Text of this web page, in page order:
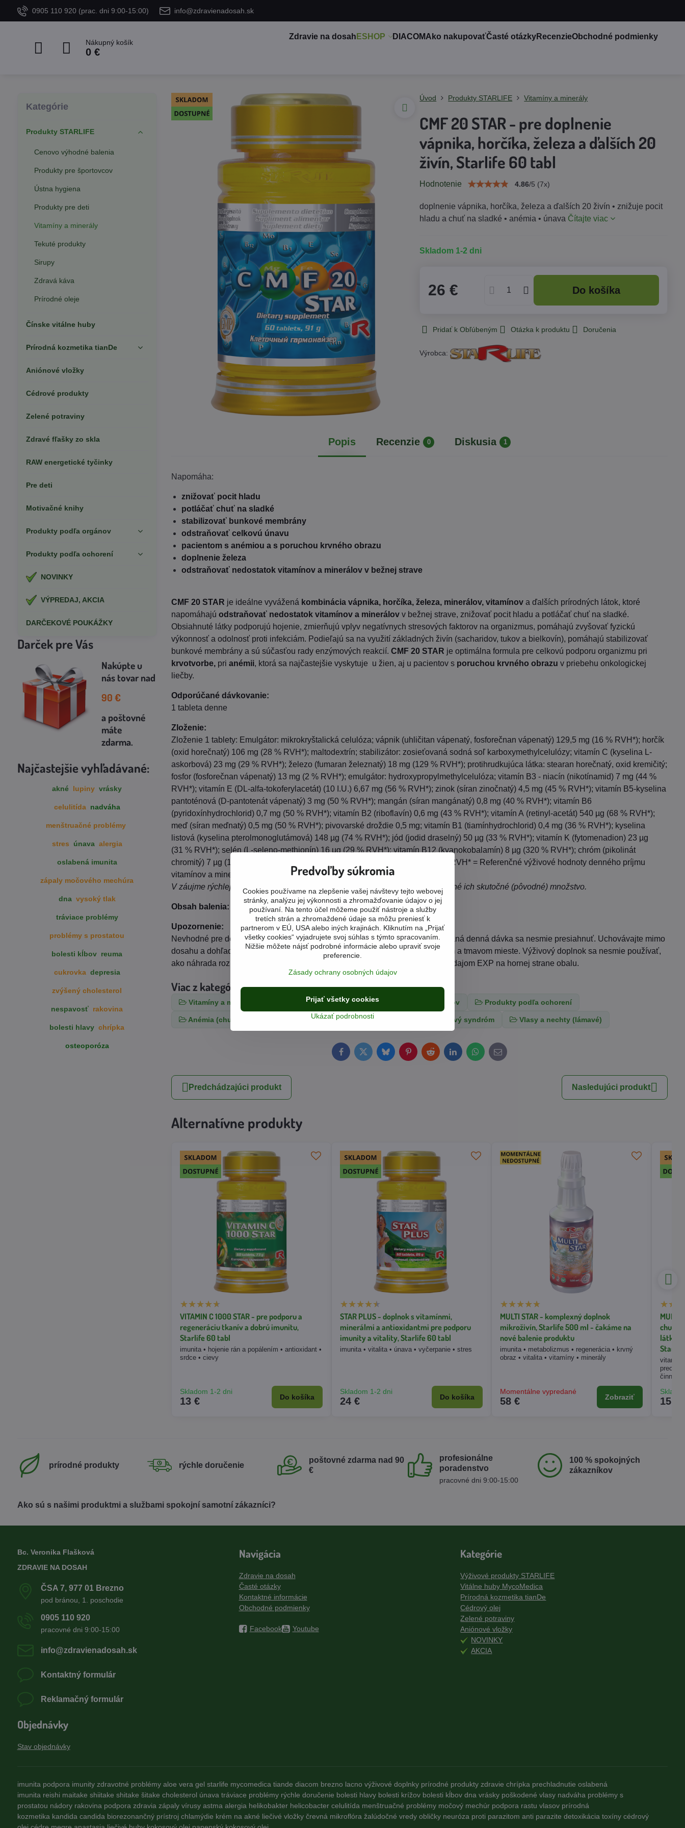
0905 110 920 (prac. dni 9:00-15:00) info@zdravienadosah.sk
Nákupný košík
0 €
Zdravie na dosah ESHOP DIACOMAko nakupovaťČasté otázkyRecenzieObchodné podmienky
Úvod Produkty STARLIFE Vitamíny a minerály
CMF 20 STAR - pre doplnenie
vápnika, horčíka, železa a ďalších 20
živín, Starlife 60 tabl
Hodnotenie 4.86/5 (7x)
doplnenie vápnika, horčíka, železa a ďalších 20 živín • znižuje pocit
hladu a chuť na sladké • anémia • únava Čítajte viac
Skladom 1-2 dni
26 € Do košíka
Pridať k Obľúbeným Otázka k produktu Doručenia
Výrobca:
Popis Recenzie 0 Diskusia 1
Napomáha:
znižovať pocit hladu
potláčať chuť na sladké
stabilizovať bunkové membrány
odstraňovať celkovú únavu
pacientom s anémiou a s poruchou krvného obrazu
doplnenie železa
odstraňovať nedostatok vitamínov a minerálov v bežnej strave
CMF 20 STAR je ideálne vyvážená kombinácia vápnika, horčíka, železa, minerálov, vitamínov a ďalších prírodných látok, ktoré
napomáhajúodstraňovať nedostatok vitamínov a minerálov v bežnej strave, znižovať pocit hladu a potláčať chuť na sladké.
Obsiahnuté látky podporujú hojenie, zmierňujú vplyv negatívnych stresových faktorov na organizmus, pomáhajú zvyšovať fyzickú
výkonnosť a odolnosť proti infekciám. Podieľajú sa na využití základných živín (sacharidov, tukov a bielkovín), pomáhajú stabilizovať
bunkové membrány a sú súčasťou rady enzýmových reakcií.CMF 20 STAR je optimálna formula pre celkovú podporu organizmu pri
krvotvorbe, prianémii, ktorá sa najčastejšie vyskytuje u žien, aj u pacientov s poruchou krvného obrazu v priebehu onkologickej
liečby.
Odporúčané dávkovanie:
1 tableta denne
Zloženie:
Zloženie 1 tablety: Emulgátor: mikrokryštalická celulóza; vápnik (uhličitan vápenatý, fosforečnan vápenatý) 129,5 mg (16 % RVH*); horčík
(oxid horečnatý) 106 mg (28 % RVH*); maltodextrín; stabilizátor: zosieťovaná sodná soľ karboxymethylcelulózy; vitamín C (kyselina L-
askorbová) 23 mg (29 % RVH*); železo (fumaran železnatý) 18 mg (129 % RVH*); protihrudkujúca látka: stearan horečnatý, oxid kremičitý;
fosfor (fosforečnan vápenatý) 13 mg (2 % RVH*); emulgátor: hydroxypropylmethylcelulóza; vitamín B3 - niacín (nikotínamid) 7 mg (44 %
RVH*); vitamín E (DL-alfa-tokoferylacetát) (10 I.U.) 6,67 mg (56 % RVH*); zinok (síran zinočnatý) 4,5 mg (45 % RVH*); vitamín B5-kyselina
pantoténová (D-pantotenát vápenatý) 3 mg (50 % RVH*); mangán (síran mangánatý) 0,8 mg (40 % RVH*); vitamín B6
(pyridoxínhydrochlorid) 0,7 mg (50 % RVH*); vitamín B2 (riboflavín) 0,6 mg (43 % RVH*); vitamín A (retinyl-acetát) 540 µg (68 % RVH*);
meď (síran meďnatý) 0,5 mg (50 % RVH*); pivovarské droždie 0,5 mg; vitamín B1 (tiamínhydrochlorid) 0,4 mg (36 % RVH*); kyselina
listová (kyselina pterolmonoglutámová) 148 µg (74 % RVH*); jód (jodid draselný) 50 µg (33 % RVH*); vitamín K (fytomenadion) 23 µg
(31 % RVH*); selén (L-seleno-methionín) 16 µg (29 % RVH*); vitamín B12 (kyanokobalamín) 8 µg (320 % RVH*); chróm (pikolinát
chromitý) 7 µg (18 % RVH*); vitamín D3 (cholekalciferol) 2,6 µg (52 % RVH*). RVH* = Referenčné výživové hodnoty denného príjmu
vitamínov a minerálnych látok.
V záujme rýchlejšej orientácie v množstve aktívnych látok je u extraktov uvedené ich skutočné (pôvodné) množstvo.
Obsah balenia: 60 tabliet
Upozornenie:
Nevhodné pre deti do 12 rokov, tehotné a dojčiace ženy. Ustanovená odporúčaná denná dávka sa nesmie presiahnuť. Uchovávajte mimo
dosahu a dohľadu malých detí. Skladujte a po otvorení uchovávajte na suchom a tmavom mieste. Výživový doplnok sa nesmie používať,
ako náhrada rozmanitej stravy. Minimálna trvanlivosť: do dátumu uvedeného údajom EXP na hornej strane obalu.
Viac z kategórie
Vitamíny a minerály Produkty STARLIFE Produkty podľa orgánov Produkty podľa ochorení
Anémia (chudokrvnosť) Chronické ochorenia Chronický únavový syndróm Vlasy a nechty (lámavé)
FacebookTwitterBlueskyPinterestRedditLinkedInWhatsApp
E-
mail
Predchádzajúci produkt Nasledujúci produkt
Alternatívne produkty
VITAMIN C 1000 STAR - pre podporu a
regeneráciu tkanív a dobrú imunitu,
Starlife 60 tabl
imunita • hojenie rán a popálením • antioxidant •
srdce • cievy
Skladom 1-2 dni
13 € Do košíka
STAR PLUS - doplnok s vitamínmi,
minerálmi a antioxidantmi pre podporu
imunity a vitality, Starlife 60 tabl
imunita • vitalita • únava • vyčerpanie • stres
Skladom 1-2 dni
24 € Do košíka
MULTI STAR - komplexný doplnok
mikroživín, Starlife 500 ml - čakáme na
nové balenie produktu
imunita • metabolizmus • regenerácia • krvný
obraz • vitalita • vitamíny • minerály
Momentálne vypredané
58 € Zobraziť
látky
činnosť
15 €
Kategórie
Produkty STARLIFE
Cenovo výhodné balenia
Produkty pre športovcov
Ústna hygiena
Produkty pre deti
Vitamíny a minerály
Tekuté produkty
Sirupy
Zdravá káva
Prírodné oleje
Čínske vitálne huby
Prírodná kozmetika tianDe
Aniónové vložky
Cédrové produkty
Zelené potraviny
Zdravé fľašky zo skla
RAW energetické tyčinky
Pre deti
Motivačné knihy
Produkty podľa orgánov
Produkty podľa ochorení
NOVINKY
VÝPREDAJ, AKCIA
DARČEKOVÉ POUKÁŽKY
Darček pre Vás
Nakúpte u
nás tovar nad
90 €
a poštovné
máte
zdarma.
Najčastejšie vyhľadávané:
akné lupiny vrásky
celulitída nadváha
menštruačné problémy
stres únava alergia
oslabená imunita
zápaly močového mechúra
dna vysoký tlak
tráviace problémy
problémy s prostatou
bolesti kĺbov reuma
cukrovka depresia
zvýšený cholesterol
nespavosť rakovina
bolesti hlavy chrípka
osteoporóza
prírodné produkty rýchle doručenie
poštovné zdarma nad 90
€
profesionálne
poradenstvo
pracovné dni 9:00-15:00
100 % spokojných
zákazníkov
Ako sú s našimi produktmi a službami spokojní samotní zákazníci?
Bc. Veronika Flašková
ZDRAVIE NA DOSAH
ČSA 7, 977 01 Brezno
pod bránou, 1. poschodie
0905 110 920
pracovné dni 9:00-15:00
info​@zdravienadosah​.sk
Kontaktný formulár
Reklamačný formulár
Objednávky
Stav objednávky
Navigácia
Zdravie na dosah
Časté otázky
Kontaktné informácie
Obchodné podmienky
Facebook Youtube
Kategórie
Výživové produkty STARLIFE
Vitálne huby MycoMedica
Prírodná kozmetika tianDe
Cédrový olej
Zelené potraviny
Aniónové vložky
NOVINKY
AKCIA
imunita podpora imunity zdravotné problémy aloe vera gel starlife mycomedica tiande diacom brezno lacno výživové doplnky prírodné produkty zdravie chrípka prechladnutie oslabená
imunita reishi maitake shiitake shitake šitake cholesterol únava tráviace problémy rýchle doručenie bolesti hlavy bolesti krížov bolesti kĺbov dna vrásky poškodené vlasy nadváha problémy s
prostatou nádory rakovina podpora zdravia zápaly vírusy astma alergia helikobakter helicobacter celulitída menštruačné problémy močový mechúr podpora rastu vlasov prírodná
kozmetika kandida candida biorezonančný prístroj chlamýdie krém na akné liečivé vložky črevná mikroflóra žalúdočné vredy obličky neuróza proti parazitom anti parazite detoxikácia toxíny cédrový
Predvoľby súkromia
Cookies používame na zlepšenie vašej návštevy tejto webovej
stránky, analýzu jej výkonnosti a zhromažďovanie údajov o jej
používaní. Na tento účel môžeme použiť nástroje a služby
tretích strán a zhromaždené údaje sa môžu preniesť k
partnerom v EÚ, USA alebo iných krajinách. Kliknutím na „Prijať
všetky cookies“ vyjadrujete svoj súhlas s týmto spracovaním.
Nižšie môžete nájsť podrobné informácie alebo upraviť svoje
preferencie.
Zásady ochrany osobných údajov
Ukázať podrobnosti
Prijať všetky cookies